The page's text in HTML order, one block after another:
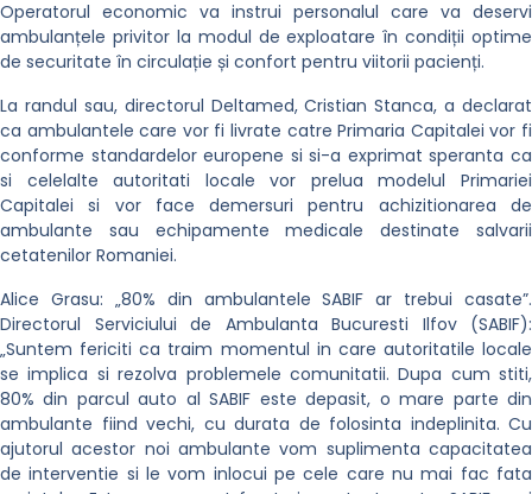
Operatorul economic va instrui personalul care va deservi
ambulanțele privitor la modul de exploatare în condiții optime
de securitate în circulație și confort pentru viitorii pacienți.
La randul sau, directorul Deltamed, Cristian Stanca, a declarat
ca ambulantele care vor fi livrate catre Primaria Capitalei vor fi
conforme standardelor europene si si-a exprimat speranta ca
si celelalte autoritati locale vor prelua modelul Primariei
Capitalei si vor face demersuri pentru achizitionarea de
ambulante sau echipamente medicale destinate salvarii
cetatenilor Romaniei.
Alice Grasu: „80% din ambulantele SABIF ar trebui casate”.
Directorul Serviciului de Ambulanta Bucuresti Ilfov (SABIF):
„Suntem fericiti ca traim momentul in care autoritatile locale
se implica si rezolva problemele comunitatii. Dupa cum stiti,
80% din parcul auto al SABIF este depasit, o mare parte din
ambulante fiind vechi, cu durata de folosinta indeplinita. Cu
ajutorul acestor noi ambulante vom suplimenta capacitatea
de interventie si le vom inlocui pe cele care nu mai fac fata